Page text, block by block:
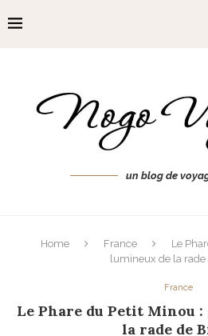
un blog de
Home France
Le
lumineux de la rade
France
Le Phare du Petit Minou
la rade de